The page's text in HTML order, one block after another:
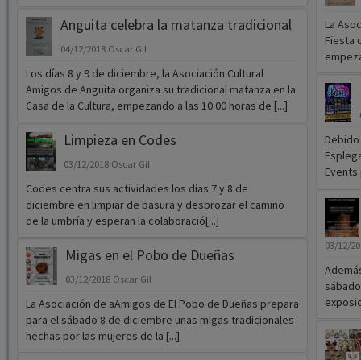
Anguita celebra la matanza tradicional
04/12/2018 Oscar Gil
Los días 8 y 9 de diciembre, la Asociación Cultural
Amigos de Anguita organiza su tradicional matanza en la
Casa de la Cultura, empezando a las 10.00 horas de [...]
Limpieza en Codes
03/12/2018 Oscar Gil
Codes centra sus actividades los días 7 y 8 de
diciembre en limpiar de basura y desbrozar el camino
de la umbría y esperan la colaboració[...]
Migas en el Pobo de Dueñas
03/12/2018 Oscar Gil
La Asociación de aAmigos de El Pobo de Dueñas prepara
para el sábado 8 de diciembre unas migas tradicionales
hechas por las mujeres de la [...]
La
Fiesta
Events
03/12/